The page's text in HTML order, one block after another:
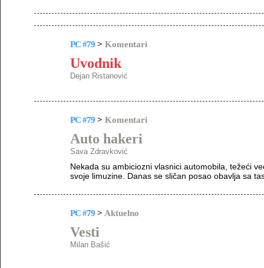
PC #79 > Komentari
Uvodnik
Dejan Ristanović
PC #79 > Komentari
Auto hakeri
Sava Zdravković
Nekada su ambiciozni vlasnici automobila, težeći
svoje limuzine. Danas se sličan posao obavlja sa
PC #79 > Aktuelno
Vesti
Milan Bašić